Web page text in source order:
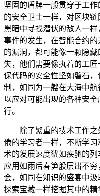
坚固的盾牌一般贯穿于工
的安全卫士一样，对区块
黑暗中寻找潜伏的敌人一
事件的发生，在智能合约
的漏洞，都可能像一颗隐
失，他们需要像执着的工
保代码的安全性坚如磐石
制，如同为一艘在大海中航
以应对可能出现的各种安
行。
除了繁重的技术工作
倦的学习者一样，不断学
术的发展速度犹如疾驰的
应用如雨后春笋般层出不
会，如同在知识的盛宴中
探索宝藏一样挖掘其中的